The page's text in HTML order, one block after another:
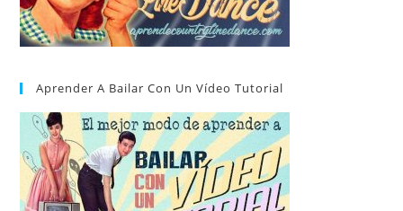
Aprender A Bailar Con Un Vídeo Tutorial